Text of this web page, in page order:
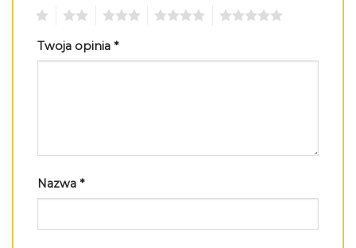
Twoja opinia *
Nazwa *